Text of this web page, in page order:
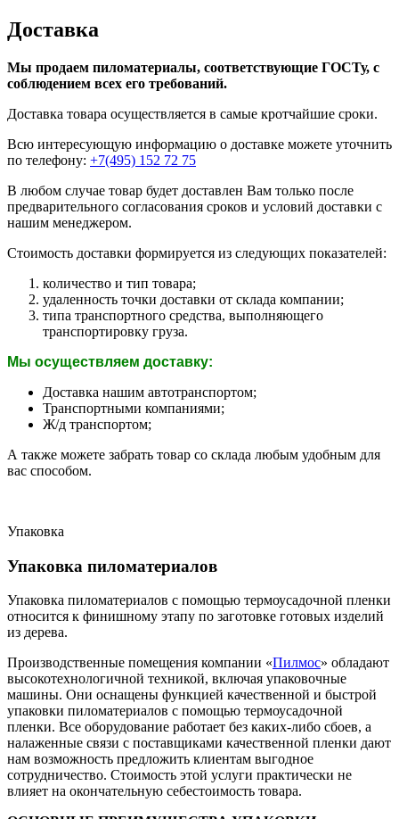
Доставка
Мы продаем пиломатериалы, соответствующие ГОСТу, с
соблюдением всех его требований.
Доставка товара осуществляется в самые кротчайшие сроки.
Всю интересующую информацию о доставке можете уточнить
по телефону: +7(495) 152 72 75
В любом случае товар будет доставлен Вам только после
предварительного согласования сроков и условий доставки с
нашим менеджером.
Стоимость доставки формируется из следующих показателей:
количество и тип товара;
удаленность точки доставки от склада компании;
типа транспортного средства, выполняющего
транспортировку груза.
Мы осуществляем доставку:
Доставка нашим автотранспортом;
Транспортными компаниями;
Ж/д транспортом;
А также можете забрать товар со склада любым удобным для
вас способом.
Упаковка
Упаковка пиломатериалов
Упаковка пиломатериалов с помощью термоусадочной пленки
относится к финишному этапу по заготовке готовых изделий
из дерева.
Производственные помещения компании «Пилмос» обладают
высокотехнологичной техникой, включая упаковочные
машины. Они оснащены функцией качественной и быстрой
упаковки пиломатериалов с помощью термоусадочной
пленки. Все оборудование работает без каких-либо сбоев, а
налаженные связи с поставщиками качественной пленки дают
нам возможность предложить клиентам выгодное
сотрудничество. Стоимость этой услуги практически не
влияет на окончательную себестоимость товара.